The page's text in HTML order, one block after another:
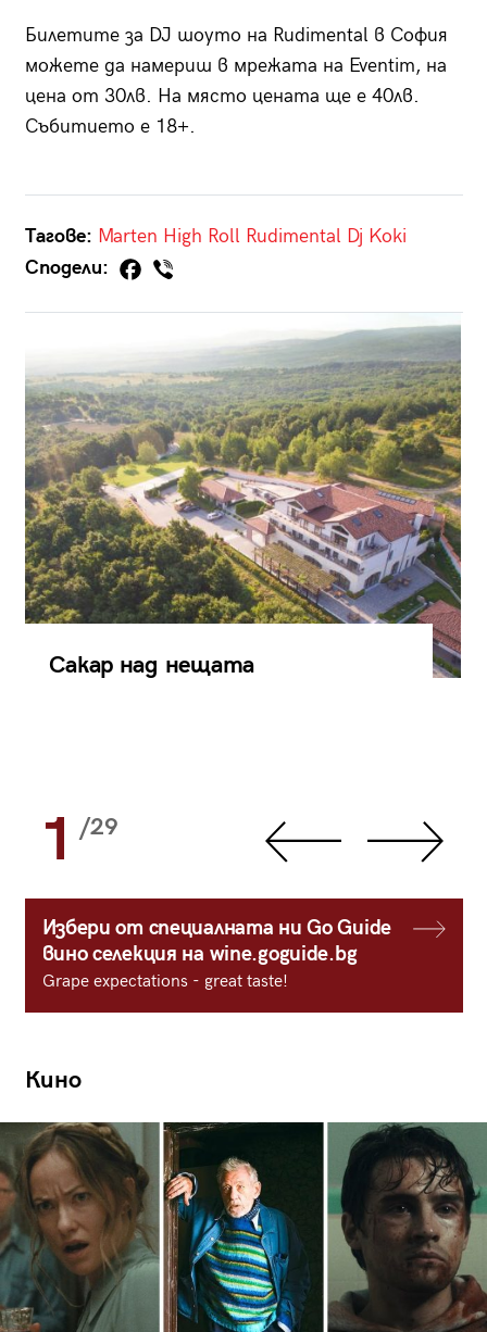
Билетите за DJ шоуто на Rudimental в София
можете да намериш в мрежата на Eventim, на
цена от 30лв. На място цената ще е 40лв.
Събитието е 18+.
Тагове: Marten High Roll Rudimental Dj Koki
Сподели:
Сакар над нещата
1 /29
Избери от специалната ни Go Guide
вино селекция на wine.goguide.bg
Grape expectations - great taste!
Кино